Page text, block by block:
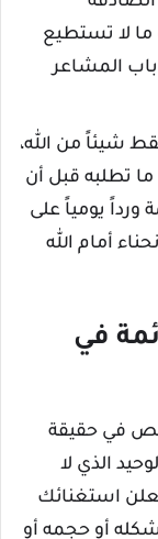
لا تستطيع
المشاعر
شيئاً من الله،
تطلبه قبل أن
ورداً يومياً على
أمام الله
في
في حقيقة
الذي لا
استغنائك
أو حجمه أو